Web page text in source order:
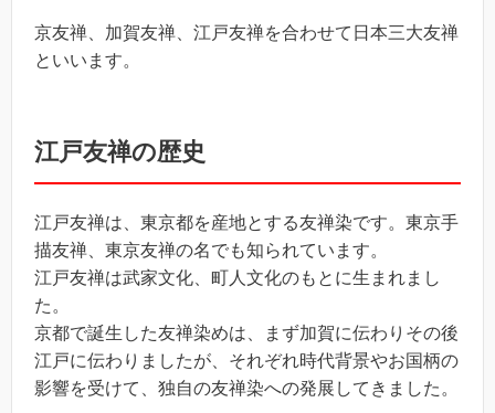
京友禅、加賀友禅、江戸友禅を合わせて日本三大友禅
といいます。
江戸友禅の歴史
江戸友禅は、東京都を産地とする友禅染です。東京手
描友禅、東京友禅の名でも知られています。
江戸友禅は武家文化、町人文化のもとに生まれまし
た。
京都で誕生した友禅染めは、まず加賀に伝わりその後
江戸に伝わりましたが、それぞれ時代背景やお国柄の
影響を受けて、独自の友禅染への発展してきました。